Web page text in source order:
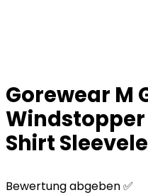
Gorewear M
Windstopper
Shirt
Bewertung abgeben ✅